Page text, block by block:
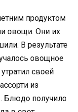
продуктом
овощи. Они их
В результате
овощное
своей
из
Блюдо получило